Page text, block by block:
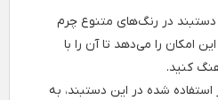
دستبند در رنگ‌های متنوع چرم
امکان را می‌دهد تا آن را با
کنید.
۱۸ عیار استفاده شده در این دستبند، به